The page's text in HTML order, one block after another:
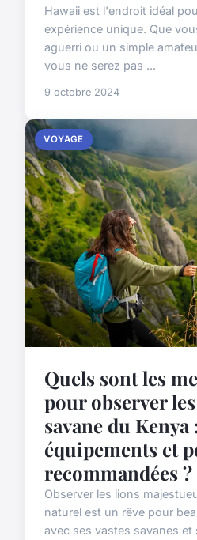
Hawaii est l'endroit idéal
expérience unique. Que
aguerri ou un simple
vous ne serez pas ...
9 octobre 2024
VOYAGE
Quels sont les
pour observer
savane du Kenya
équipements et
recommandées ?
Observer les lions
naturel est un rêve pour
avec ses vastes savanes